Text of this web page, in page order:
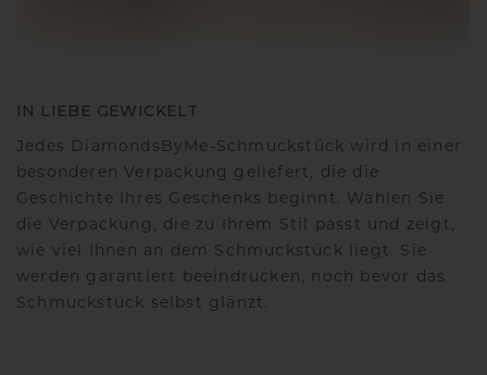
IN LIEBE GEWICKELT
Jedes DiamondsByMe-Schmuckstück wird in einer
besonderen Verpackung geliefert, die die
Geschichte Ihres Geschenks beginnt. Wählen Sie
die Verpackung, die zu Ihrem Stil passt und zeigt,
wie viel Ihnen an dem Schmuckstück liegt. Sie
werden garantiert beeindrucken, noch bevor das
Schmuckstück selbst glänzt.